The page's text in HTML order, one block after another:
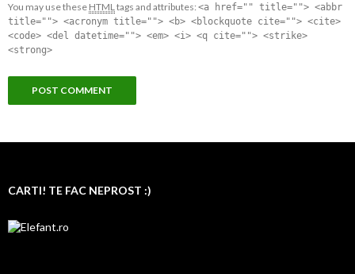
You may use these HTMLtags and attributes: <a href="" title=""> <abbr
title=""> <acronym title=""> <b> <blockquote cite=""> <cite>
<code> <del datetime=""> <em> <i> <q cite=""> <strike>
<strong>
CARTI! TE FAC NEPROST :)